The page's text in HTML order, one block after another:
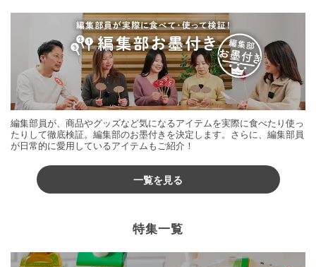
編集部員が、商品やグッズなど気になるアイテムを実際に食べたり使っ
たりして徹底検証。編集部のお墨付きを決定します。さらに、編集部員
が日常的に愛用しているアイテムもご紹介！
一覧を見る
特集一覧